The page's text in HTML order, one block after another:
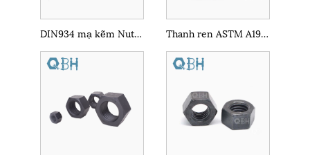
DIN934 mạ kẽm Nuts Hex Thanh ren ASTM A193 B7M